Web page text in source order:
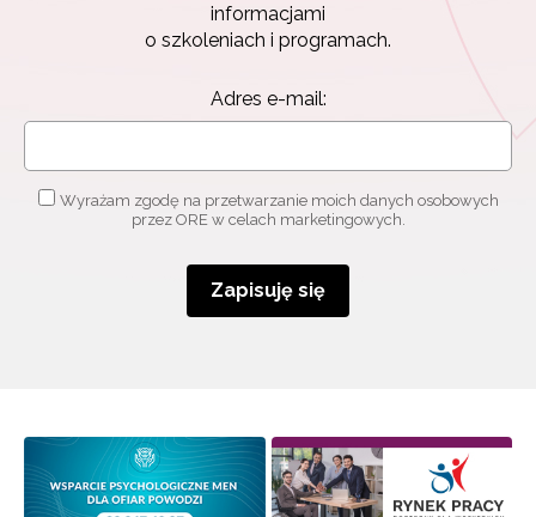
informacjami
o szkoleniach i programach.
Adres e-mail:
Wyrażam zgodę na przetwarzanie moich danych osobowych
przez ORE w celach marketingowych.
Zapisuję się
Newsletter ORE
osobowych przez ORE w celach marketingowych.